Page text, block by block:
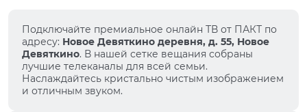
Подключайте премиальное онлайн ТВ от ПАКТ по
адресу: Новое Девяткино деревня, д. 55, Новое
Девяткино. В нашей сетке вещания собраны
лучшие телеканалы для всей семьи.
Наслаждайтесь кристально чистым изображением
и отличным звуком.